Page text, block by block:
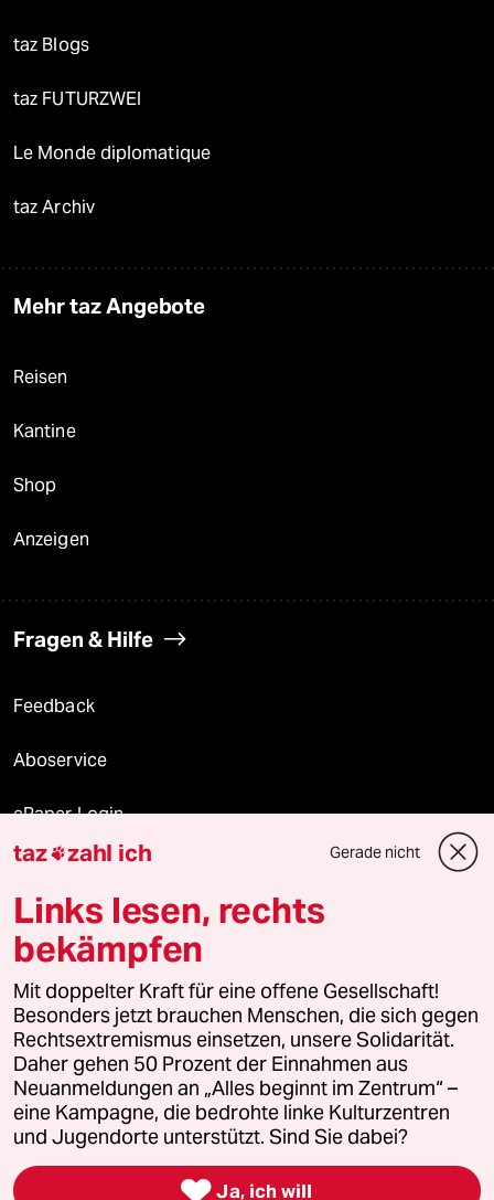
taz Blogs
taz FUTURZWEI
Le Monde diplomatique
taz Archiv
Mehr taz Angebote
Reisen
Kantine
Shop
Anzeigen
Fragen & Hilfe
Feedback
Aboservice
ePaper Login
Downloads für Abonnierende
© 2026 taz Verlags und Vertriebs GmbH
Alle Rechte vorbehalten. Bei rechtlichen Fragen oder für Genehmigungen
wenden Sie sich bitte an
lizenzen@taz.de
Feedback Redaktionsstatut Kommune-Richtlinien
Leitlinie Informant Datenschutz Impressum AGB
Seitenwende Einwilligungen widerrufen (Ads)
taz zahl ich Gerade nicht
Links lesen, rechts
bekämpfen
Mit doppelter Kraft für eine offene Gesellschaft!
Besonders jetzt brauchen Menschen, die sich gegen
Rechtsextremismus einsetzen, unsere Solidarität.
Daher gehen 50 Prozent der Einnahmen aus
Neuanmeldungen an „Alles beginnt im Zentrum“ –
eine Kampagne, die bedrohte linke Kulturzentren
und Jugendorte unterstützt. Sind Sie dabei?
 Ja, ich will